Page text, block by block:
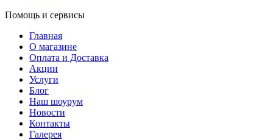
Помощь и сервисы
Главная
О магазине
Оплата и Доставка
Акции
Услуги
Блог
Наш шоурум
Новости
Контакты
Галерея